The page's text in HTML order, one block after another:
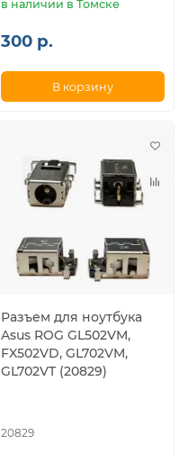
в наличии в Томске
300 р.
В корзину
Разъем для ноутбука
Asus ROG GL502VM,
FX502VD, GL702VM,
GL702VT (20829)
20829